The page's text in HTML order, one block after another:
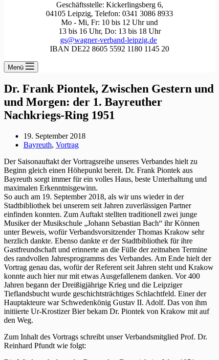
Geschäftsstelle: Kickerlingsberg 6,
04105 Leipzig, Telefon: 0341 3086 8933
Mo - Mi, Fr: 10 bis 12 Uhr und
13 bis 16 Uhr, Do: 13 bis 18 Uhr
gs@wagner-verband-leipzig.de
IBAN DE22 8605 5592 1180 1145 20
Menü
Dr. Frank Piontek, Zwischen Gestern und
und Morgen: der 1. Bayreuther
Nachkriegs-Ring 1951
19. September 2018
Bayreuth, Vortrag
Der Saisonauftakt der Vortragsreihe unseres Verbandes hielt zu
Beginn gleich einen Höhepunkt bereit. Dr. Frank Piontek aus
Bayreuth sorgt immer für ein volles Haus, beste Unterhaltung und
maximalen Erkenntnisgewinn.
So auch am 19. September 2018, als wir uns wieder in der
Stadtbibliothek bei unserem seit Jahren zuverlässigen Partner
einfinden konnten. Zum Auftakt stellten traditionell zwei junge
Musiker der Musikschule „Johann Sebastian Bach“ ihr Können
unter Beweis, wofür Verbandsvorsitzender Thomas Krakow sehr
herzlich dankte. Ebenso dankte er der Stadtbibliothek für ihre
Gastfreundschaft und erinnerte an die Fülle der zeitnahen Termine
des randvollen Jahresprogramms des Verbandes. Am Ende hielt der
Vortrag genau das, wofür der Referent seit Jahren steht und Krakow
konnte auch hier nur mit etwas Ausgefallenem danken. Vor 400
Jahren begann der Dreißigjährige Krieg und die Leipziger
Tieflandsbucht wurde geschichtsträchtiges Schlachtfeld. Einer der
Hauptakteure war Schwedenkönig Gustav II. Adolf. Das von ihm
initiierte Ur-Krostizer Bier bekam Dr. Piontek von Krakow mit auf
den Weg.
Zum Inhalt des Vortrags schreibt unser Verbandsmitglied Prof. Dr.
Reinhard Pfundt wie folgt: